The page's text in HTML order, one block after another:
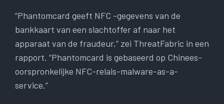
“Phantomcard geeft NFC -gegevens van de
bankkaart van een slachtoffer af naar het
apparaat van de fraudeur,” zei ThreatFabric in een
rapport. “Phantomcard is gebaseerd op Chinees-
oorspronkelijke NFC-relais-malware-as-a-
service.”